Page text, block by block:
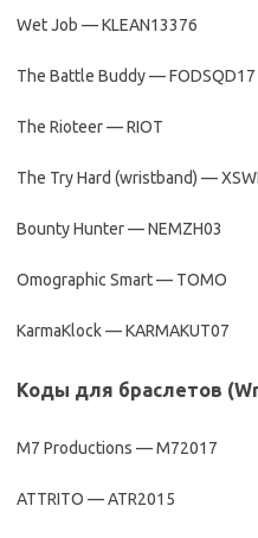
Wet Job — KLEAN13376
The Battle Buddy — FODSQD17
The Rioteer — RIOT
The Try Hard (wristband) —
Bounty Hunter — NEMZH03
Omographic Smart — TOMO
KarmaKlock — KARMAKUT07
Коды для браслетов
M7 Productions — M72017
ATTRITO — ATR2015